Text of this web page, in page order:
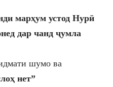
марҳум устод Нурӣ
дар чанд ҷумла
шумо ва
нет”